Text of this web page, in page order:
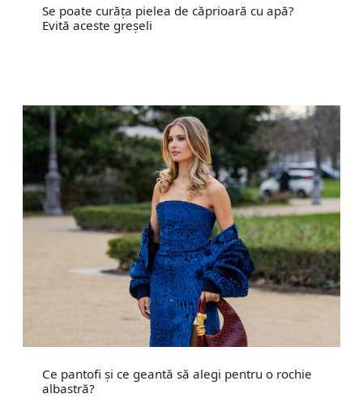
Se poate curăța pielea de căprioară cu apă?
Evită aceste greșeli
Ce pantofi și ce geantă să alegi pentru o rochie
albastră?